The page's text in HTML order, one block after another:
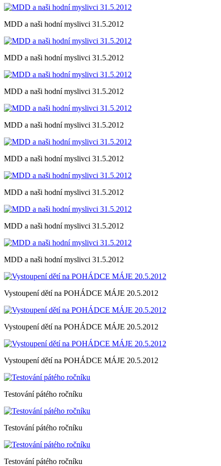
MDD a naši hodní myslivci 31.5.2012
MDD a naši hodní myslivci 31.5.2012
MDD a naši hodní myslivci 31.5.2012
MDD a naši hodní myslivci 31.5.2012
MDD a naši hodní myslivci 31.5.2012
MDD a naši hodní myslivci 31.5.2012
MDD a naši hodní myslivci 31.5.2012
MDD a naši hodní myslivci 31.5.2012
Vystoupení dětí na POHÁDCE MÁJE 20.5.2012
Vystoupení dětí na POHÁDCE MÁJE 20.5.2012
Vystoupení dětí na POHÁDCE MÁJE 20.5.2012
Testování pátého ročníku
Testování pátého ročníku
Testování pátého ročníku